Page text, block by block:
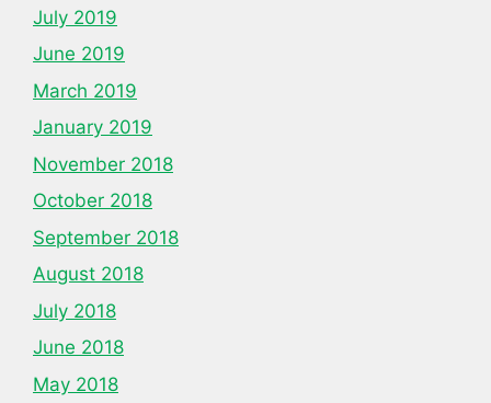
July 2019
June 2019
March 2019
January 2019
November 2018
October 2018
September 2018
August 2018
July 2018
June 2018
May 2018